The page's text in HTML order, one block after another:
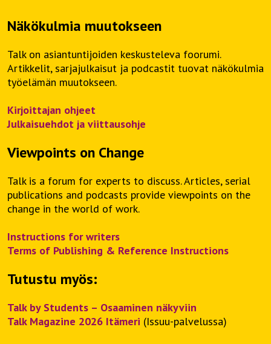
Näkökulmia muutokseen
Talk on asiantuntijoiden keskusteleva foorumi.
Artikkelit, sarjajulkaisut ja podcastit tuovat näkökulmia
työelämän muutokseen.
Kirjoittajan ohjeet
Julkaisuehdot ja viittausohje
Viewpoints on Change
Talk is a forum for experts to discuss. Articles, serial
publications and podcasts provide viewpoints on the
change in the world of work.
Instructions for writers
Terms of Publishing & Reference Instructions
Tutustu myös:
Talk by Students – Osaaminen näkyviin
Talk Magazine 2026 Itämeri (Issuu-palvelussa)